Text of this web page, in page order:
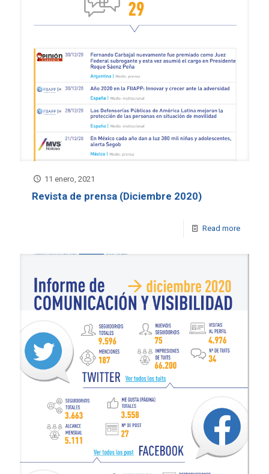
11 enero, 2021
Revista de prensa (Diciembre 2020)
Read more